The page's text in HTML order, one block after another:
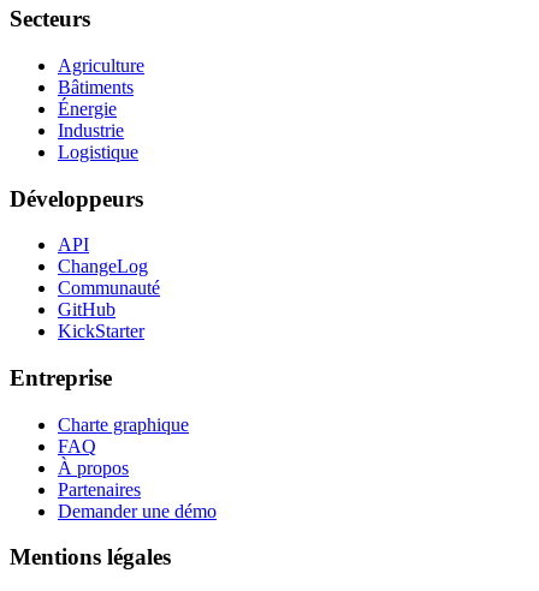
Secteurs
Agriculture
Bâtiments
Énergie
Industrie
Logistique
Développeurs
API
ChangeLog
Communauté
GitHub
KickStarter
Entreprise
Charte graphique
FAQ
À propos
Partenaires
Demander une démo
Mentions légales